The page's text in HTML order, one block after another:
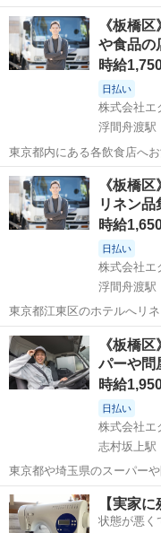
06:00~10:00/08:00~12:00/
日 などから
東京 板橋区 ドライ
《板橋
や食品の
時給
日払い
株式会社エ
浮間舟渡駅
東京都内にある各飲食店へ
ていただきます。★ ▼△ 日収例 △▼ 14,000円～16,100円 ▼△
東京 板橋区 浮間舟
《板橋
リネン
時給
日払い
株式会社エ
浮間舟渡駅
東京都江東区のホテルへリ
います。★ ▼△ 日収例 △▼ 10,700円～ ▼△ 月収例 △▼
128,000
東京 板橋区 浮間舟
《板橋
パーや問
時給
日払い
株式会社エ
志村坂上駅
東京都や埼玉県のスーパー
程を配送します。★ ▼△ 日収例 △▼ 15,600円～19,200円 ▼△
板橋区 志村坂
【実家
状態が悪く